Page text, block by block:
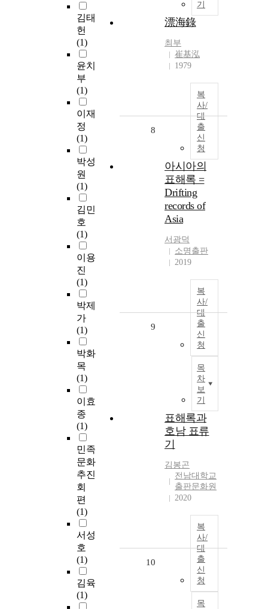
김태
헌
(1)
윤치
부
(1)
이재
정
(1)
박성
원
(1)
김민
호
(1)
이용
진
(1)
박제
가
(1)
박화
목
(1)
이효
종
(1)
민족
문화
추진
회
편
(1)
서성
호
(1)
김육
(1)
기
漂海錄
최부
崔基泓
1979
복
사/
대
출
신
청
8
아시아의
표해록 =
Drifting
records of
Asia
서광덕
소명출판
2019
복
사/
대
출
신
청
목
차
보
기
9
표해록과
호남 표류
기
김봉곤
전남대학교
출판문화원
2020
복
사/
대
출
신
청
목
10